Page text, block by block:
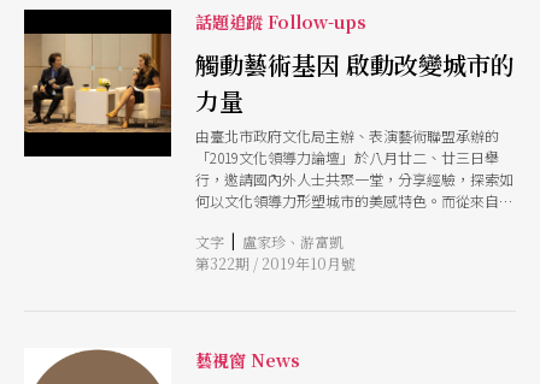
話題追蹤 Follow-ups
觸動藝術基因 啟動改變城市的
力量
由臺北市政府文化局主辦、表演藝術聯盟承辦的
「2019文化領導力論壇」於八月廿二、廿三日舉
行，邀請國內外人士共聚一堂，分享經驗，探索如
何以文化領導力形塑城市的美感特色。而從來自德
享，讓人理解：好的文化設施，可以豐厚城市的文
化能量，文化領導力則帶動趨勢發展，展現不同思
文字 | 盧家珍、游富凱
第322期 / 2019年10月號
藝視窗 News